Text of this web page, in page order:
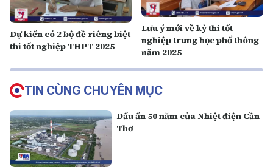
Dự kiến có 2 bộ đề riêng biệt
thi tốt nghiệp THPT 2025
Lưu ý mới về kỳ thi tốt
nghiệp trung học phổ thông
năm 2025
TIN CÙNG CHUYÊN MỤC
Dấu ấn 50 năm của Nhiệt điện Cần
Thơ